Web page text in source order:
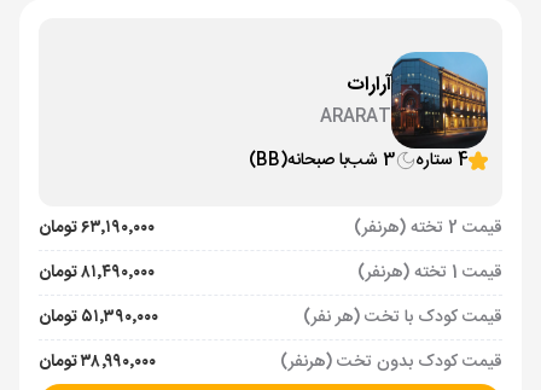
آرارات
ARARAT
4 ستاره
3 شب با صبحانه(BB)
قیمت 2 تخته (هرنفر)
۶۳٬۱۹۰٬۰۰۰ تومان
قیمت 1 تخته (هرنفر)
۸۱٬۴۹۰٬۰۰۰ تومان
قیمت کودک با تخت (هر نفر)
۵۱٬۳۹۰٬۰۰۰ تومان
قیمت کودک بدون تخت (هرنفر)
۳۸٬۹۹۰٬۰۰۰ تومان